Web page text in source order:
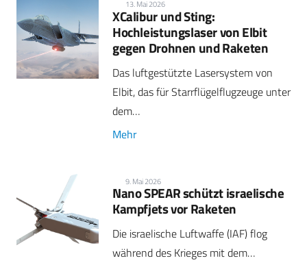
13. Mai 2026
XCalibur und Sting:
Hochleistungslaser von Elbit
gegen Drohnen und Raketen
Das luftgestützte Lasersystem von
Elbit, das für Starrflügelflugzeuge unter
dem…
Mehr
9. Mai 2026
Nano SPEAR schützt israelische
Kampfjets vor Raketen
Die israelische Luftwaffe (IAF) flog
während des Krieges mit dem…